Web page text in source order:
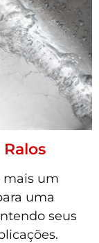
mais um
uma
seus